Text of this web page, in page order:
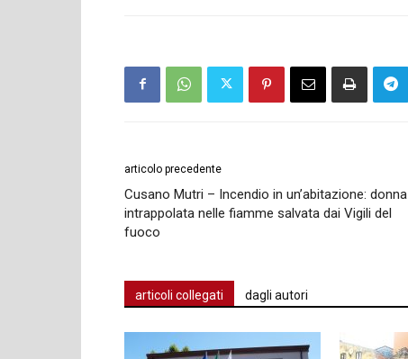
articolo precedente
Cusano Mutri – Incendio in un’abitazione: donna
intrappolata nelle fiamme salvata dai Vigili del
fuoco
articoli collegati dagli autori